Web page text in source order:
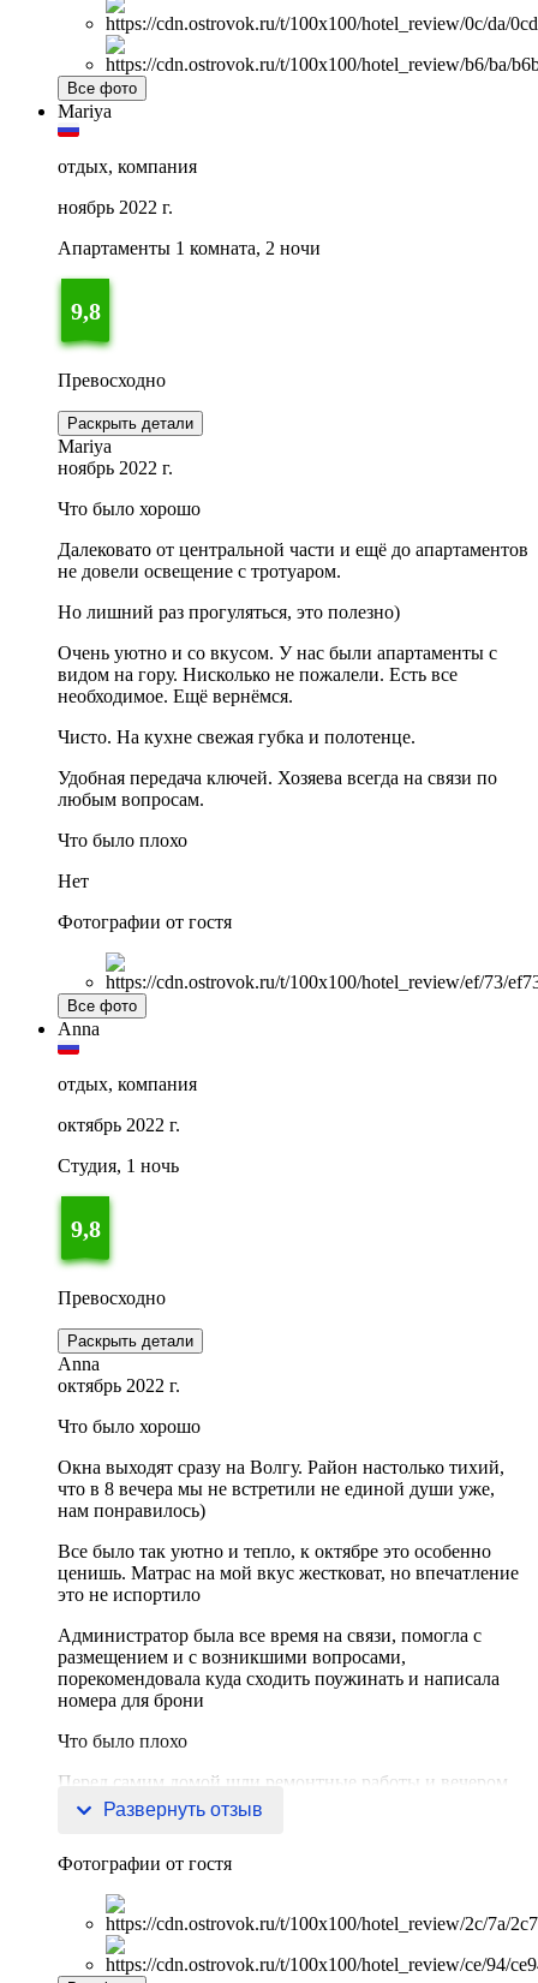
Все фото
Mariya
отдых, компания
ноябрь 2022 г.
Апартаменты 1 комната, 2 ночи
9,8
Превосходно
Раскрыть детали
Mariya
ноябрь 2022 г.
Что было хорошо
Далековато от центральной части и ещё до апартаментов
не довели освещение с тротуаром.
Но лишний раз прогуляться, это полезно)
Очень уютно и со вкусом. У нас были апартаменты с
видом на гору. Нисколько не пожалели. Есть все
необходимое. Ещё вернёмся.
Чисто. На кухне свежая губка и полотенце.
Удобная передача ключей. Хозяева всегда на связи по
любым вопросам.
Что было плохо
Нет
Фотографии от гостя
Все фото
Anna
отдых, компания
октябрь 2022 г.
Студия, 1 ночь
9,8
Превосходно
Раскрыть детали
Anna
октябрь 2022 г.
Что было хорошо
Окна выходят сразу на Волгу. Район настолько тихий,
что в 8 вечера мы не встретили не единой души уже,
нам понравилось)
Все было так уютно и тепло, к октябре это особенно
ценишь. Матрас на мой вкус жестковат, но впечатление
это не испортило
Администратор была все время на связи, помогла с
размещением и с возникшими вопросами,
порекомендовала куда сходить поужинать и написала
номера для брони
Что было плохо
Перед самим домой шли ремонтные работы и вечером
было
Развернуть отзыв
Фотографии от гостя